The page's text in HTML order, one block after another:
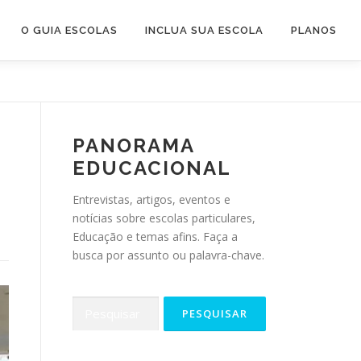
O GUIA ESCOLAS INCLUA SUA ESCOLA PLANOS
PANORAMA
EDUCACIONAL
Entrevistas, artigos, eventos e
notícias sobre escolas particulares,
Educação e temas afins. Faça a
busca por assunto ou palavra-chave.